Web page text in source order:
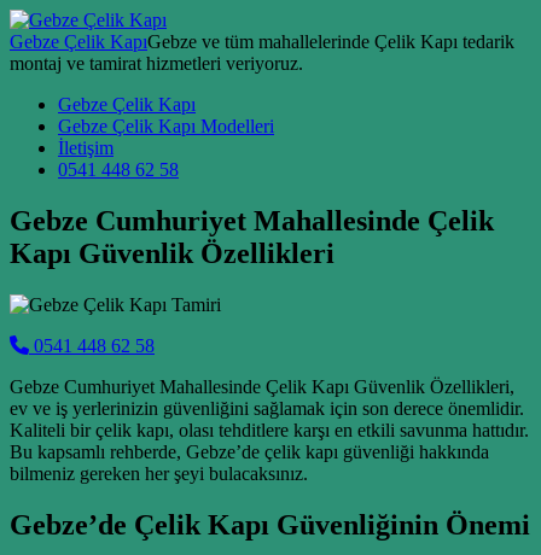
Skip to content
Gebze Çelik KapıGebze ve tüm mahallelerinde Çelik Kapı tedarik
montaj ve tamirat hizmetleri veriyoruz.
Main Navigation
Gebze Çelik Kapı
Gebze Çelik Kapı Modelleri
İletişim
0541 448 62 58
Gebze Cumhuriyet Mahallesinde Çelik
Kapı Güvenlik Özellikleri
0541 448 62 58
Gebze Cumhuriyet Mahallesinde Çelik Kapı Güvenlik Özellikleri,
ev ve iş yerlerinizin güvenliğini sağlamak için son derece önemlidir.
Kaliteli bir çelik kapı, olası tehditlere karşı en etkili savunma hattıdır.
Bu kapsamlı rehberde, Gebze’de çelik kapı güvenliği hakkında
bilmeniz gereken her şeyi bulacaksınız.
Gebze’de Çelik Kapı Güvenliğinin Önemi